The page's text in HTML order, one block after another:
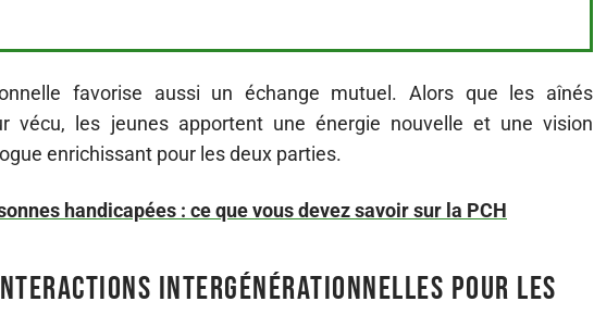
favorise aussi un échange mutuel. Alors que les aînés
vécu, les jeunes apportent une énergie nouvelle et une vision
enrichissant pour les deux parties.
handicapées : ce que vous devez savoir sur la PCH
intergénérationnelles pour les